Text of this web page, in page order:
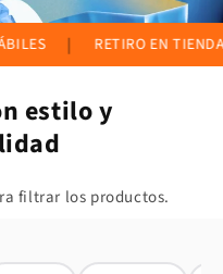
| RETIRO EN TIENDA
estilo y
filtrar los productos.